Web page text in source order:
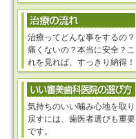
治療ってどんな事をするの？
痛くないの？本当に安全？こ
れを見れば、すっきり納得！
気持ちのいい噛み心地を取り
戻すには、歯医者選びも重要
です。